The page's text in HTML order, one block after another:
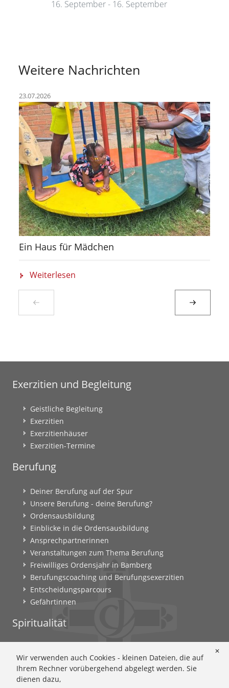
16. September - 16. September
Weitere Nachrichten
23.07.2026
Ein Haus für Mädchen
Weiterlesen
Exerzitien und Begleitung
Geistliche Begleitung
Exerzitien
Exerzitienhäuser
Exerzitien-Termine
Berufung
Deiner Berufung auf der Spur
Unsere Berufung - deine Berufung?
Ordensausbildung
Einblicke in die Ordensausbildung
Ansprechpartnerinnen
Veranstaltungen zum Thema Berufung
Freiwilliges Ordensjahr in Bamberg
Berufungscoaching und Berufungsexerzitien
Entscheidungsparcours
Gefährtinnen
Spiritualität
Ignatianisch beten: Wie geht das? Eine Anleitung
Ignatianisch und weiblich: Mary Wards Spiritualität
Mary-Ward: Geschichte und Texte im Überblick
✕
Wir verwenden auch Cookies - kleinen Dateien, die auf
Ihrem Rechner vorübergehend abgelegt werden. Sie
dienen dazu,